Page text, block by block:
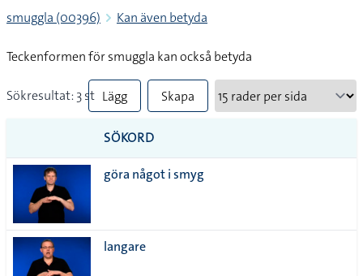
smuggla (00396) Kan även betyda
Teckenformen för smuggla kan också betyda
Sökresultat: 3 st Lägg
till
alla i
Skapa
SÖKORD
göra något i smyg
langare